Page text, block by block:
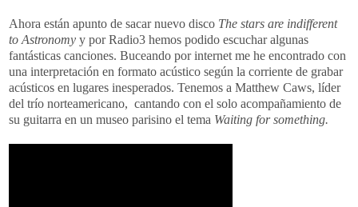
Ahora están apunto de sacar nuevo disco The stars are indifferent
to Astronomy y por Radio3 hemos podido escuchar algunas
fantásticas canciones. Buceando por internet me he encontrado con
una interpretación en formato acústico según la corriente de grabar
acústicos en lugares inesperados. Tenemos a Matthew Caws, líder
del trío norteamericano, cantando con el solo acompañamiento de
su guitarra en un museo parisino el tema Waiting for something.